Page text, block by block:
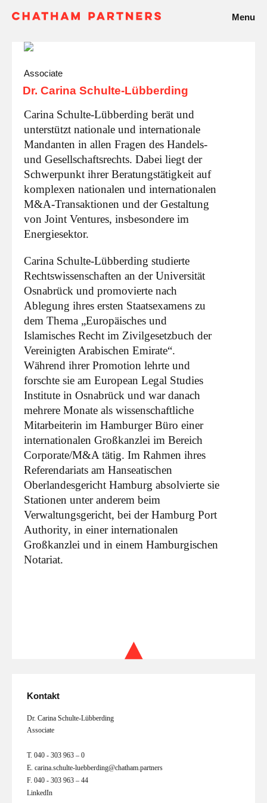
Menu
Associate
Dr. Carina Schulte-Lübberding
Carina Schulte-Lübberding berät und
unterstützt nationale und internationale
Mandanten in allen Fragen des Handels-
und Gesellschaftsrechts. Dabei liegt der
Schwerpunkt ihrer Beratungstätigkeit auf
komplexen nationalen und internationalen
M&A-Transaktionen und der Gestaltung
von Joint Ventures, insbesondere im
Energiesektor.
Carina Schulte-Lübberding studierte
Rechtswissenschaften an der Universität
Osnabrück und promovierte nach
Ablegung ihres ersten Staatsexamens zu
dem Thema „Europäisches und
Islamisches Recht im Zivilgesetzbuch der
Vereinigten Arabischen Emirate“.
Während ihrer Promotion lehrte und
forschte sie am European Legal Studies
Institute in Osnabrück und war danach
mehrere Monate als wissenschaftliche
Mitarbeiterin im Hamburger Büro einer
internationalen Großkanzlei im Bereich
Corporate/M&A tätig. Im Rahmen ihres
Referendariats am Hanseatischen
Oberlandesgericht Hamburg absolvierte sie
Stationen unter anderem beim
Verwaltungsgericht, bei der Hamburg Port
Authority, in einer internationalen
Großkanzlei und in einem Hamburgischen
Notariat.
Kontakt
Dr. Carina Schulte-Lübberding
Associate
T. 040 - 303 963 – 0
E. carina.schulte-luebberding@chatham.partners
F. 040 - 303 963 – 44
LinkedIn